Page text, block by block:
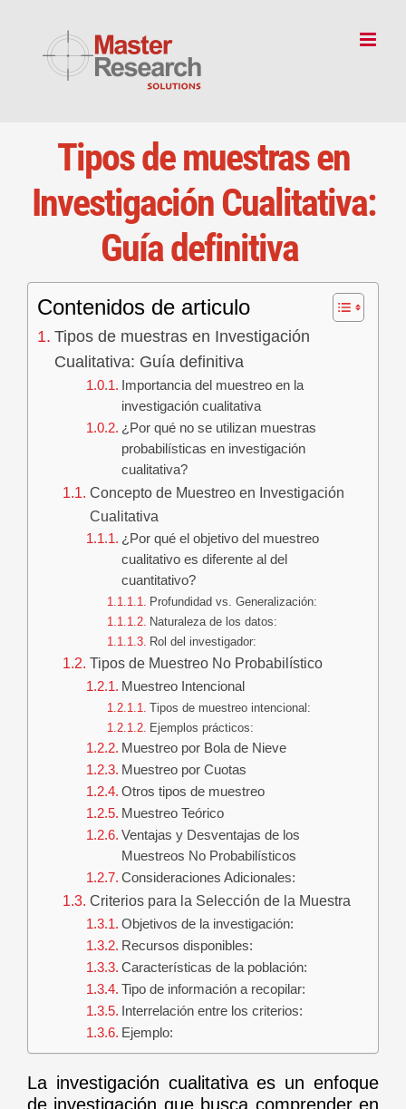
content
Tipos de muestras en
Investigación Cualitativa:
Guía definitiva
Contenidos de articulo
Tipos de muestras en Investigación
Cualitativa: Guía definitiva
Importancia del muestreo en la
investigación cualitativa
¿Por qué no se utilizan muestras
probabilísticas en investigación
cualitativa?
Concepto de Muestreo en Investigación
Cualitativa
¿Por qué el objetivo del muestreo
cualitativo es diferente al del
cuantitativo?
Profundidad vs. Generalización:
Naturaleza de los datos:
Rol del investigador:
Tipos de Muestreo No Probabilístico
Muestreo Intencional
Tipos de muestreo intencional:
Ejemplos prácticos:
Muestreo por Bola de Nieve
Muestreo por Cuotas
Otros tipos de muestreo
Muestreo Teórico
Ventajas y Desventajas de los
Muestreos No Probabilísticos
Consideraciones Adicionales:
Criterios para la Selección de la Muestra
Objetivos de la investigación:
Recursos disponibles:
Características de la población:
Tipo de información a recopilar:
Interrelación entre los criterios:
Ejemplo:
La investigación cualitativa es un enfoque
de investigación que busca comprender en